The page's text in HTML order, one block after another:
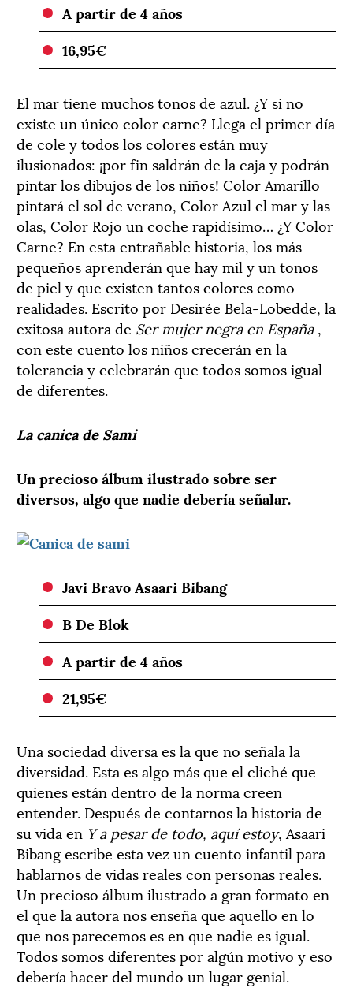
A partir de 4 años
16,95€
El mar tiene muchos tonos de azul. ¿Y si no
existe un único color carne? Llega el primer día
de cole y todos los colores están muy
ilusionados: ¡por fin saldrán de la caja y podrán
pintar los dibujos de los niños! Color Amarillo
pintará el sol de verano, Color Azul el mar y las
olas, Color Rojo un coche rapidísimo… ¿Y Color
Carne? En esta entrañable historia, los más
pequeños aprenderán que hay mil y un tonos
de piel y que existen tantos colores como
realidades. Escrito por Desirée Bela-Lobedde, la
exitosa autora de Ser mujer negra en España,
con este cuento los niños crecerán en la
tolerancia y celebrarán que todos somos igual
de diferentes.
La canica de Sami
Un precioso álbum ilustrado sobre ser
diversos, algo que nadie debería señalar.
Javi Bravo Asaari Bibang
B De Blok
A partir de 4 años
21,95€
Una sociedad diversa es la que no señala la
diversidad. Esta es algo más que el cliché que
quienes están dentro de la norma creen
entender. Después de contarnos la historia de
su vida en Y a pesar de todo, aquí estoy, Asaari
Bibang escribe esta vez un cuento infantil para
hablarnos de vidas reales con personas reales.
Un precioso álbum ilustrado a gran formato en
el que la autora nos enseña que aquello en lo
que nos parecemos es en que nadie es igual.
Todos somos diferentes por algún motivo y eso
debería hacer del mundo un lugar genial.